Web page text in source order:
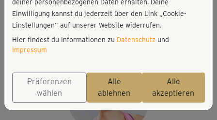
52 kcal
Elisa Dambeck
Matte
deiner personenbezogenen Daten erhalten. Deine
Einwilligung kannst du jederzeit über den Link „Cookie-
Einstellungen“ auf unserer Website widerrufen.
Hier findest du Informationen zu Datenschutz und
Impressum
Präferenzen
wählen
Alle
ablehnen
Alle
akzeptieren